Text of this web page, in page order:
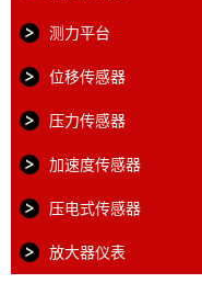
测力平台
位移传感器
压力传感器
加速度传感器
压电式传感器
放大器仪表